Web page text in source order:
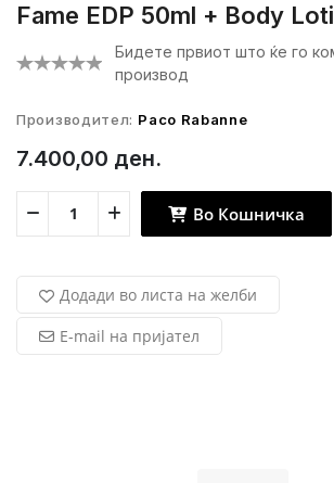
Fame EDP 50ml + Body
Бидете првиот што ќе го
производ
Производител: Paco Rabanne
7.400,00 ден.
Во Кошничка
Додади во листа на желби
E-mail на пријател